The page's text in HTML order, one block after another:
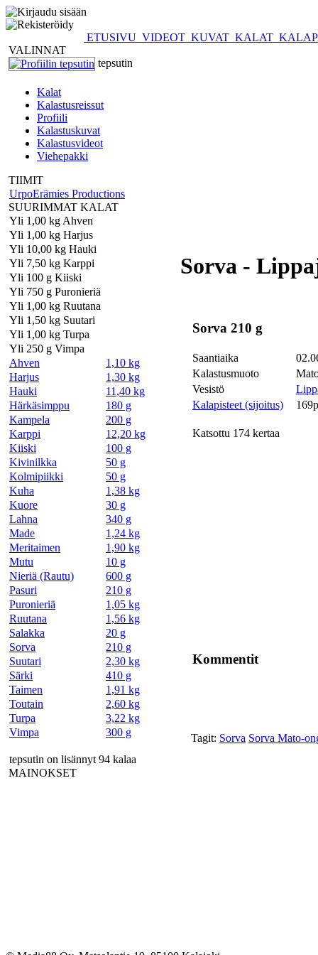
ETUSIVU VIDEOT KUVAT KALAT
VALINNAT
tepsutin
Kalat
Kalastusreissut
Profiili
Kalastuskuvat
Kalastusvideot
Viehepakki
TIIMIT
UrpoErämies Productions
SUURIMMAT KALAT
Yli 1,00 kg Ahven
Yli 1,00 kg Harjus
Yli 10,00 kg Hauki
Yli 7,50 kg Karppi
Yli 100 g Kiiski
Yli 750 g Puronieriä
Yli 1,00 kg Ruutana
Yli 1,50 kg Suutari
Yli 1,00 kg Turpa
Yli 250 g Vimpa
Ahven
1,10 kg
Harjus
1,30 kg
Hauki
11,40 kg
Härkäsimppu
180 g
Kampela
200 g
Karppi
12,20 kg
Kiiski
100 g
Kivinilkka
50 g
Kolmipiikki
50 g
Kuha
1,38 kg
Kuore
30 g
Lahna
340 g
Made
1,24 kg
Meritaimen
1,90 kg
Mutu
10 g
Nieriä (Rautu)
600 g
Pasuri
210 g
Puronieriä
1,05 kg
Ruutana
1,56 kg
Salakka
20 g
Sorva
210 g
Suutari
2,30 kg
Särki
410 g
Taimen
1,91 kg
Toutain
2,60 kg
Turpa
3,22 kg
Vimpa
300 g
tepsutin on lisännyt 94 kalaa
MAINOKSET
Sorva -
Sorva 210 g
Saantiaika
Kalastusmuoto
Vesistö
Kalapisteet (sijoitus)
Katsottu 174 kertaa
Kommentit
Tagit: Sorva Sorva Mato-